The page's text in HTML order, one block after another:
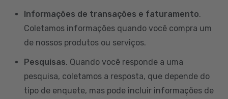
Informações de transações e faturamento.
Coletamos informações quando você compra um
de nossos produtos ou serviços.
Pesquisas. Quando você responde a uma
pesquisa, coletamos a resposta, que depende do
tipo de enquete, mas pode incluir informações de